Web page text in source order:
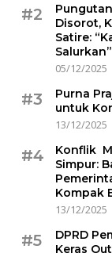
#2
Disorot,
Satire:
Salurkan”
05/12/2025
#3
Purna
untuk
13/12/2025
#4
Konflik
Simpur:
Kompak
13/12/2025
#5
DPRD
Keras